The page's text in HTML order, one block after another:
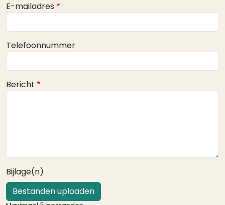
E-mailadres
Telefoonnummer
Bericht
Bijlage(n)
Bestanden uploaden